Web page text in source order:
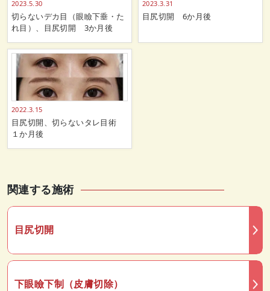
2023.5.30
切らないデカ目（眼瞼下垂・た
れ目）、目尻切開 3か月後
2023.3.31
目尻切開 6か月後
2022.3.15
目尻切開、切らないタレ目術
１か月後
関連する施術
目尻切開
下眼瞼下制（皮膚切除）